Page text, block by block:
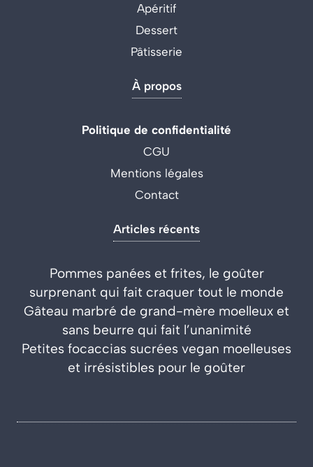
Apéritif
Dessert
Pâtisserie
À propos
Politique de confidentialité
CGU
Mentions légales
Contact
Articles récents
Pommes panées et frites, le goûter
surprenant qui fait craquer tout le monde
Gâteau marbré de grand-mère moelleux et
sans beurre qui fait l’unanimité
Petites focaccias sucrées vegan moelleuses
et irrésistibles pour le goûter